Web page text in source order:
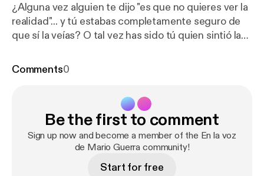
¿Alguna vez alguien te dijo "es que no quieres ver la
realidad"... y tú estabas completamente seguro de
que sí la veías? O tal vez has sido tú quien sintió la
"abriera los ojos." En este episodio exploramos qué
protección se convierte en una trampa. También
hablamos de algo que casi nadie toca: el daño que
puede hacer alguien que derriba tus defensas sin
medir las consecuencias. Con investigaciones de
Robert Trivers y George Vaillant de Harvard, te
Comments0
Be the first to comment
Sign up now and become a member of the En la voz
de Mario Guerra community!
Start for free